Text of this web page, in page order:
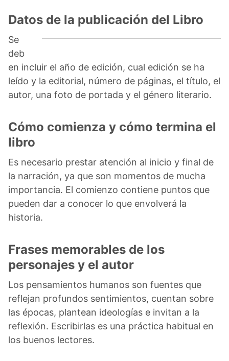
Datos de la publicación del Libro
Se
deb
en incluir el año de edición, cual edición se ha
leído y la editorial, número de páginas, el título, el
autor, una foto de portada y el género literario.
Cómo comienza y cómo termina el
libro
Es necesario prestar atención al inicio y final de
la narración, ya que son momentos de mucha
importancia. El comienzo contiene puntos que
pueden dar a conocer lo que envolverá la
historia.
Frases memorables de los
personajes y el autor
Los pensamientos humanos son fuentes que
reflejan profundos sentimientos, cuentan sobre
las épocas, plantean ideologías e invitan a la
reflexión. Escribirlas es una práctica habitual en
los buenos lectores.